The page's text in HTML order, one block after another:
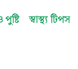
স্বাস্থ্য টিপস